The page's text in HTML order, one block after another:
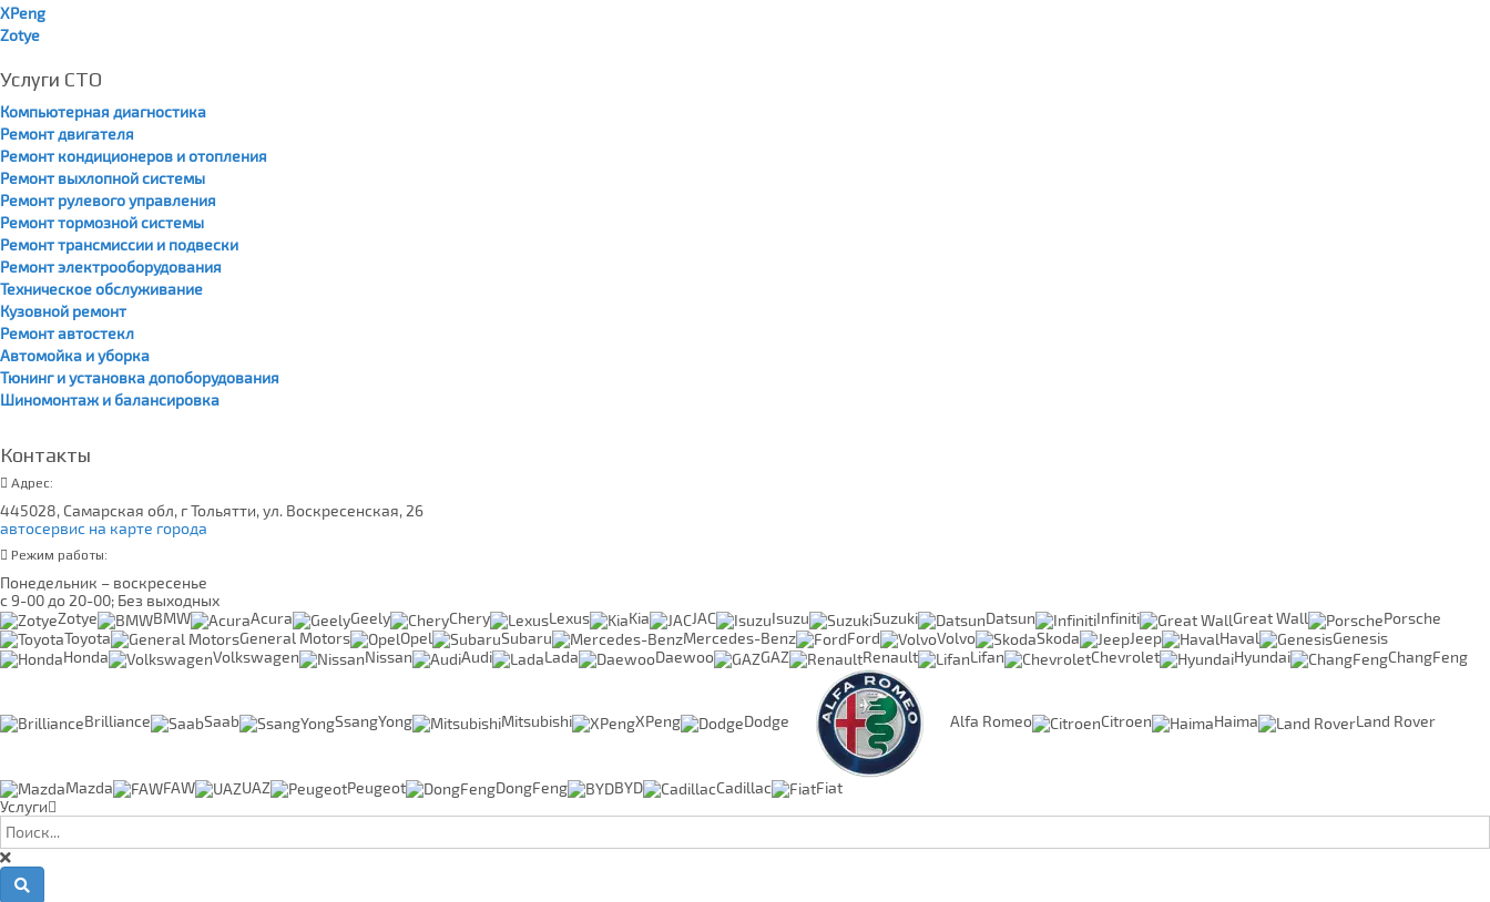
XPeng
Zotye
Услуги СТО
Компьютерная диагностика
Ремонт двигателя
Ремонт кондиционеров и отопления
Ремонт выхлопной системы
Ремонт рулевого управления
Ремонт тормозной системы
Ремонт трансмиссии и подвески
Ремонт электрооборудования
Техническое обслуживание
Кузовной ремонт
Ремонт автостекл
Автомойка и уборка
Тюнинг и установка допоборудования
Шиномонтаж и балансировка
Контакты
Адрес:
445028, Самарская обл, г Тольятти, ул. Воскресенская, 26
автосервис на карте города
Режим работы:
Понедельник – воскресенье
с 9-00 до 20-00; Без выходных
Zotye
BMW Acura Geely Chery Lexus Kia JAC Isuzu Suzuki Datsun Infiniti Great Wall
Porsche
Toyota
General Motors Opel Subaru Mercedes-Benz Ford Volvo Skoda Jeep Haval
Genesis
Honda
Volkswagen Nissan Audi Lada Daewoo GAZ Renault Lifan Chevrolet Hyundai ChangFeng
Brilliance Saab SsangYong Mitsubishi XPeng Dodge Alfa Romeo Citroen Haima Land Rover
Mazda FAW UAZ Peugeot DongFeng BYD Cadillac
Fiat
Услуги